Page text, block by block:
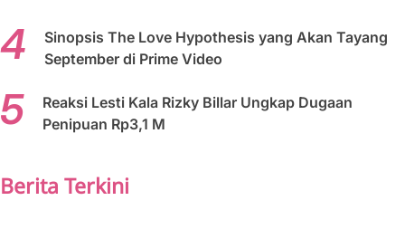
Sinopsis The Love Hypothesis yang Akan Tayang
September di Prime Video
Reaksi Lesti Kala Rizky Billar Ungkap Dugaan
Penipuan Rp3,1 M
Berita Terkini